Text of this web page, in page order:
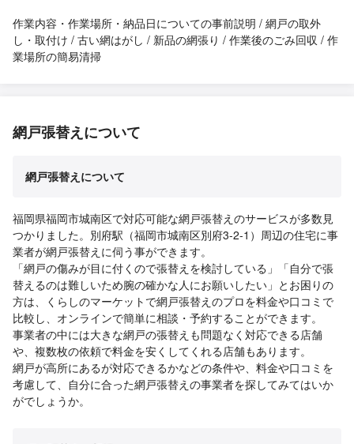
作業内容・作業場所・納品日についての事前説明 / 網戸の取外
し・取付け / 古い網はがし / 新品の網張り / 作業後のごみ回収 / 作
業場所の簡易清掃
網戸張替えについて
網戸張替えについて
福岡県福岡市城南区で対応可能な網戸張替えのサービスが多数見
つかりました。別府駅（福岡市城南区別府3-2-1）周辺の住宅に事
業者が網戸張替えに伺う事ができます。
「網戸の傷みが目に付くので張替えを検討している」「自分で張
替えるのは難しいため腕の確かな人にお願いしたい」とお困りの
方は、くらしのマーケットで網戸張替えのプロを料金や口コミで
比較し、オンラインで簡単に相談・予約することができます。
事業者の中には大きな網戸の張替えも問題なく対応できる店舗
や、複数枚の依頼で料金を安くしてくれる店舗もあります。
網戸が高所にあるが対応できるかなどの条件や、料金や口コミを
考慮して、自分に合った網戸張替えの事業者を探してみてはいか
がでしょうか。